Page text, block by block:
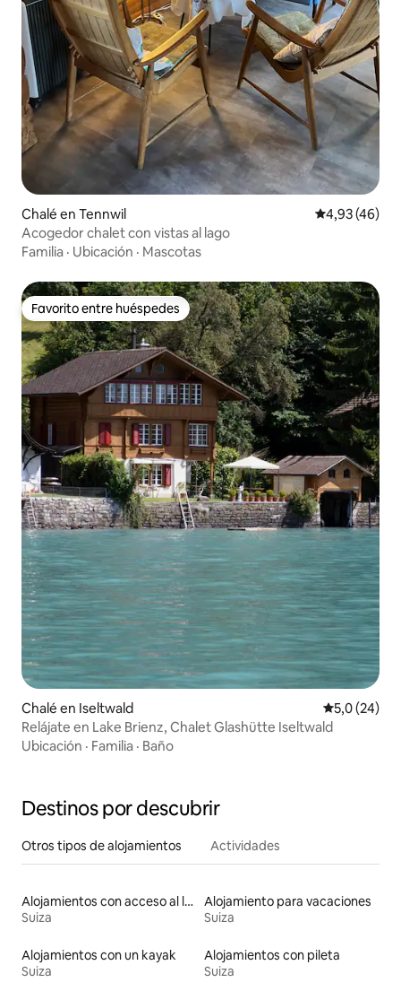
Chalé en Tennwil Calificación
4,93 (46)
Acogedor chalet con vistas al lago
Familia · Ubicación · Mascotas
Favorito entre huéspedes
Favorito entre huéspedes
Chalé en Iseltwald Calificación
5,0 (24)
Relájate en Lake Brienz, Chalet Glashütte Iseltwald
Ubicación · Familia · Baño
Destinos por descubrir
Otros tipos de alojamientos Actividades
Alojamientos con acceso al lago
Suiza
Alojamiento para vacaciones
Suiza
Alojamientos con un kayak
Suiza
Alojamientos con pileta
Suiza